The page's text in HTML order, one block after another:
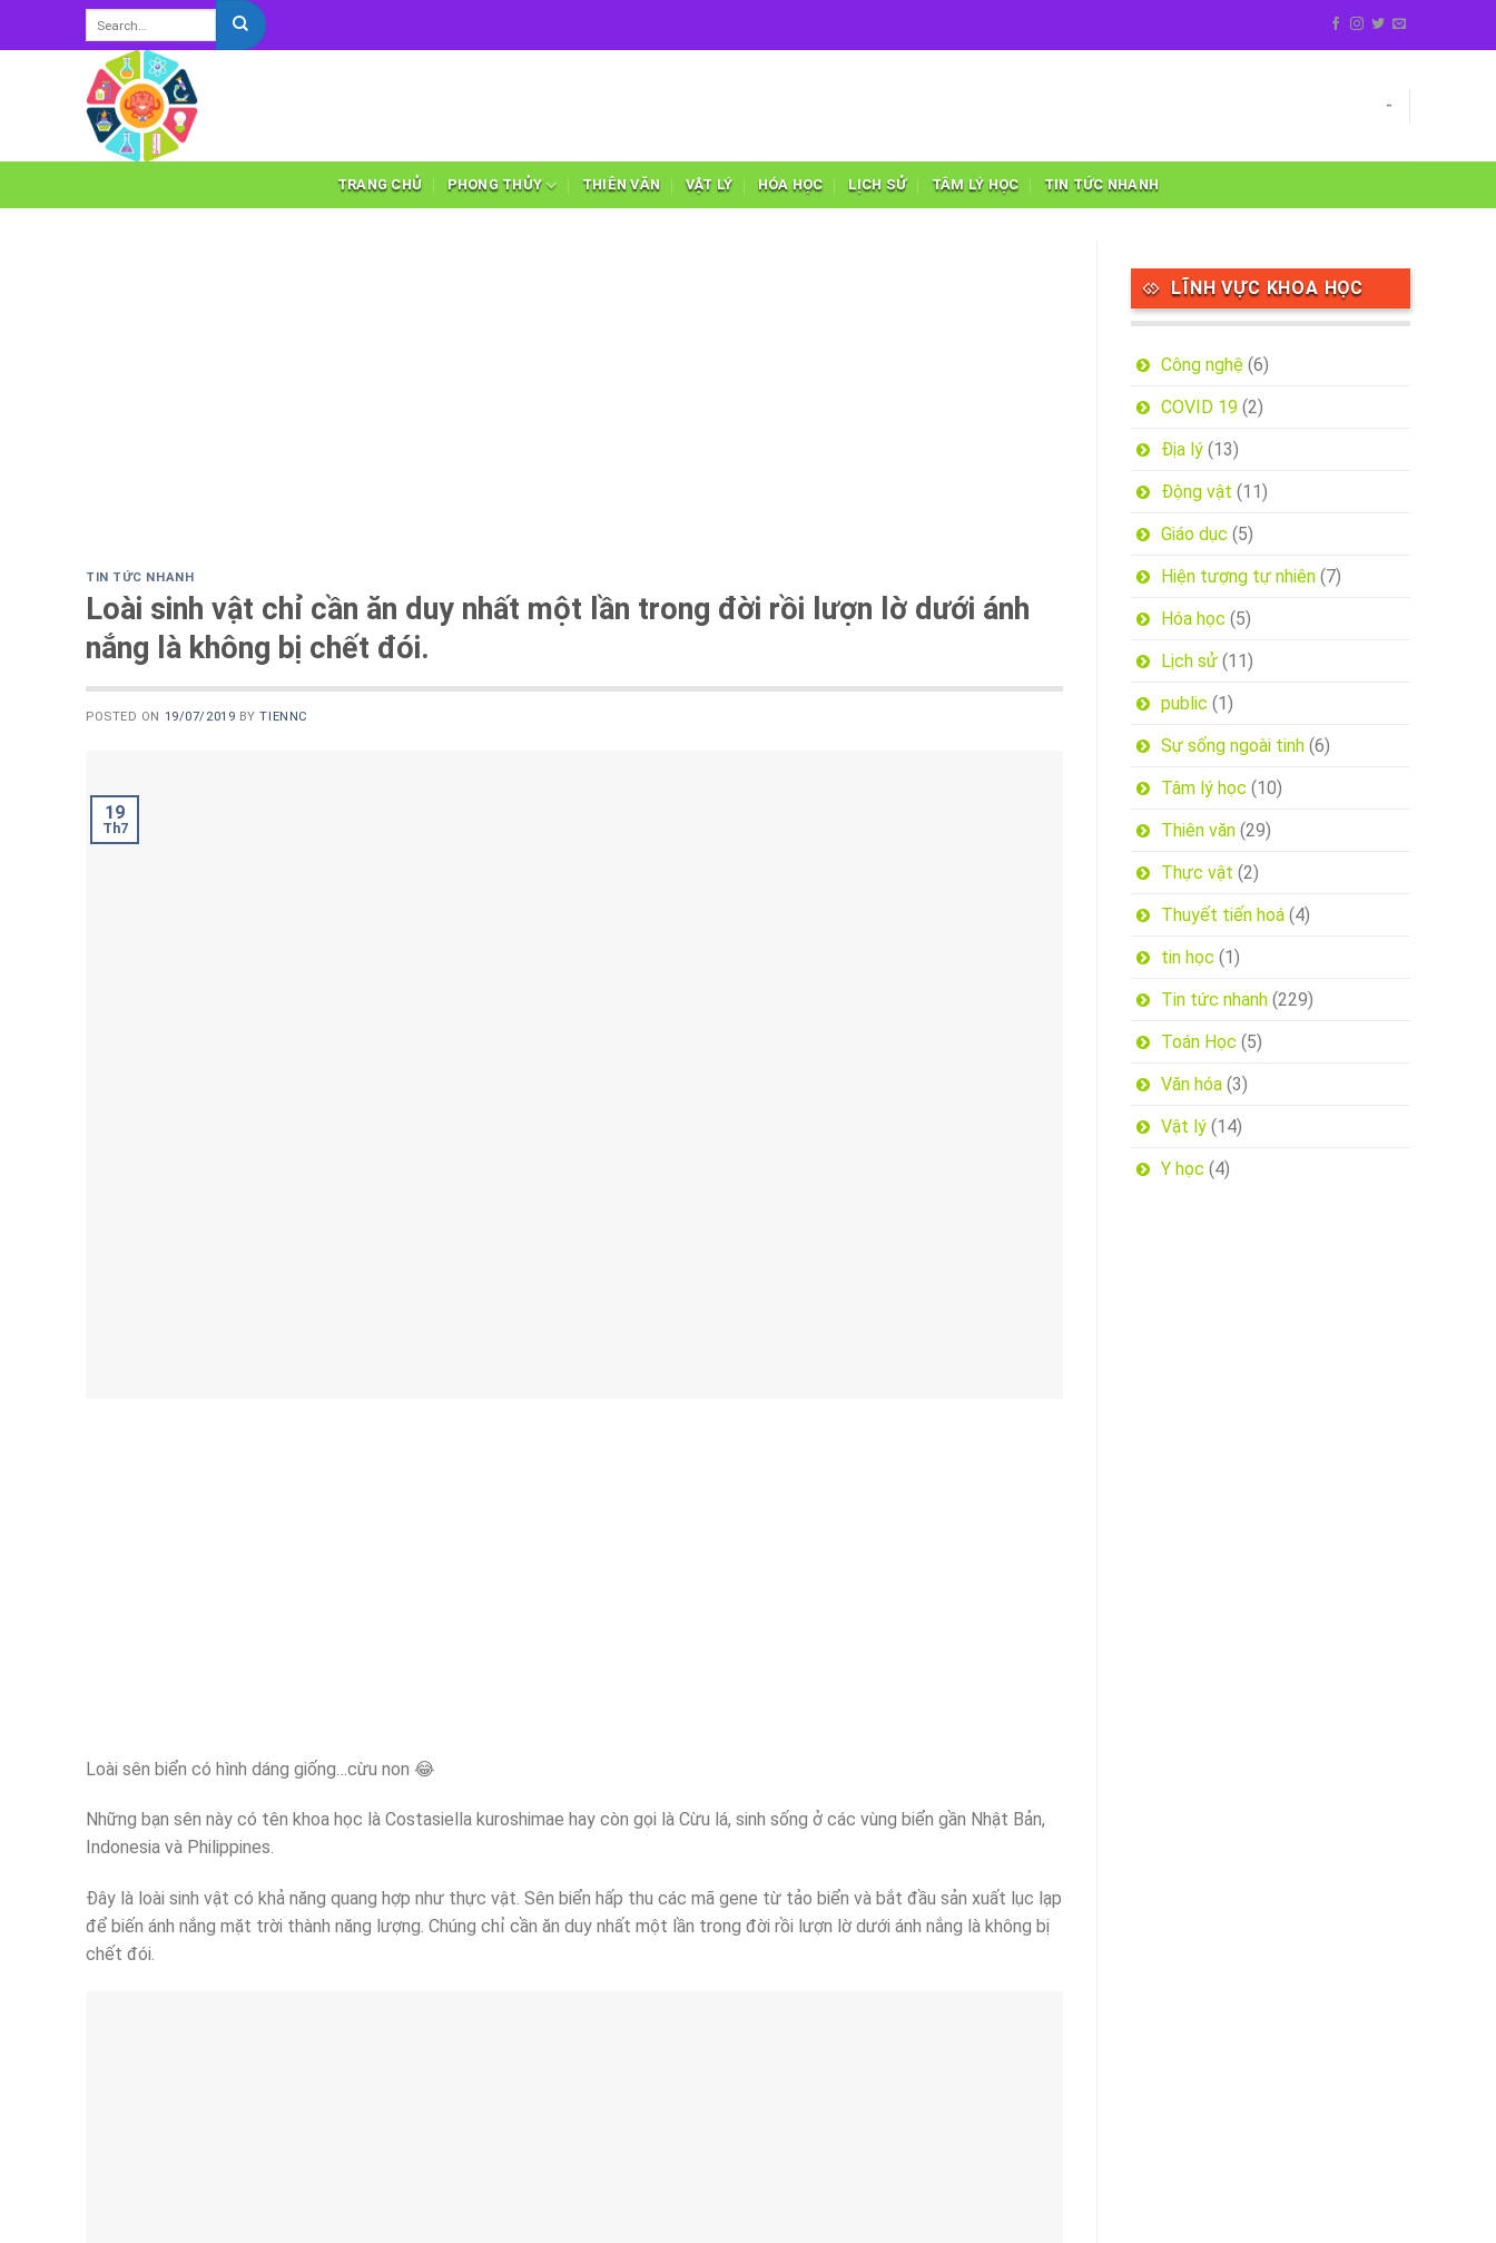
-
TRANG CHỦ PHONG THỦY THIÊN VĂN VẬT LÝ HÓA HỌC LỊCH SỬ TÂM LÝ HỌC TIN TỨC NHANH
TIN TỨC NHANH
Loài sinh vật chỉ cần ăn duy nhất một lần trong đời rồi lượn lờ dưới ánh
nắng là không bị chết đói.
POSTED ON 19/07/2019 BYTIENNC
19
Th7
Loài sên biển có hình dáng giống…cừu non 😂
Những bạn sên này có tên khoa học là Costasiella kuroshimae hay còn gọi là Cừu lá, sinh sống ở các vùng biển gần Nhật Bản,
Indonesia và Philippines.
Đây là loài sinh vật có khả năng quang hợp như thực vật. Sên biển hấp thu các mã gene từ tảo biển và bắt đầu sản xuất lục lạp
để biến ánh nắng mặt trời thành năng lượng. Chúng chỉ cần ăn duy nhất một lần trong đời rồi lượn lờ dưới ánh nắng là không bị
chết đói.
LĨNH VỰC KHOA HỌC
Công nghệ(6)
COVID 19(2)
Địa lý(13)
Động vật (11)
Giáo dục (5)
Hiện tượng tự nhiên(7)
Hóa học (5)
Lịch sử(11)
public (1)
Sự sống ngoài tinh(6)
Tâm lý học (10)
Thiên văn(29)
Thực vật (2)
Thuyết tiến hoá(4)
tin học (1)
Tin tức nhanh(229)
Toán Học (5)
Văn hóa(3)
Vật lý(14)
Y học (4)